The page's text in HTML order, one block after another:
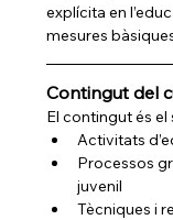
explícita en
mesures
Contingut del
El contingut és el
Activitats
Processos
juvenil
Tècniques i